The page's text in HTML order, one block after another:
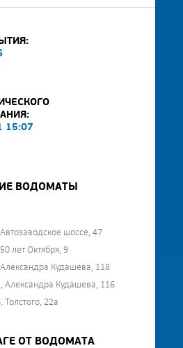
15:07
ВОДОМАТЫ
шоссе, 47
лет Октября, 9
Кудашева, 118
Александра Кудашева, 116
22а
ОТ ВОДОМАТА